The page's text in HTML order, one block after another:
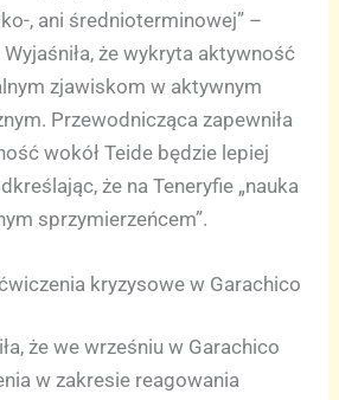
, ani średnioterminowej” –
że wykryta aktywność
zjawiskom w aktywnym
Przewodnicząca zapewniła
wokół Teide będzie lepiej
że na Teneryfie „nauka
sprzymierzeńcem”.
kryzysowe w Garachico
że we wrześniu w Garachico
w zakresie reagowania